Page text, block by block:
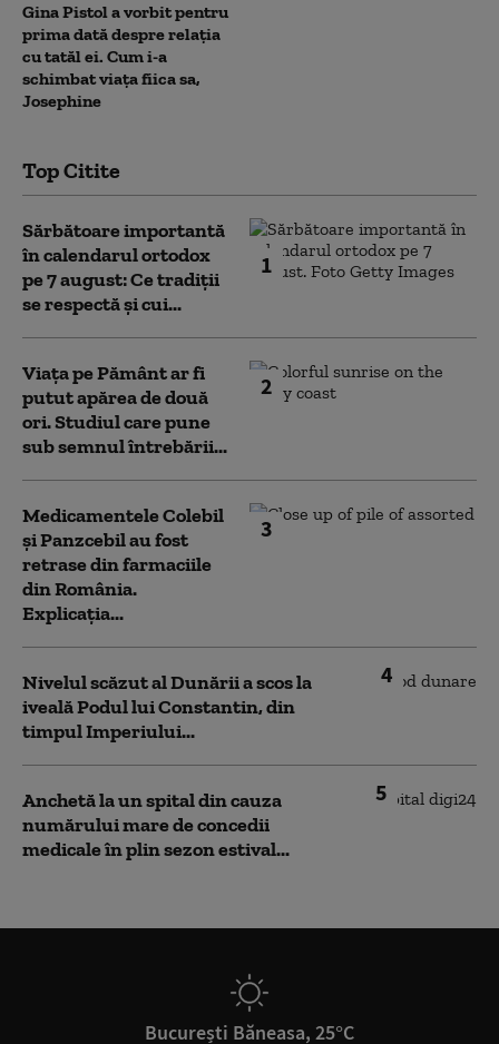
Gina Pistol a vorbit pentru
prima dată despre relația
cu tatăl ei. Cum i-a
schimbat viața fiica sa,
Josephine
Top Citite
1
Sărbătoare importantă
în calendarul ortodox
pe 7 august: Ce tradiții
se respectă și cui...
2
Viața pe Pământ ar fi
putut apărea de două
ori. Studiul care pune
sub semnul întrebării...
3
Medicamentele Colebil
și Panzcebil au fost
retrase din farmaciile
din România.
Explicația...
4
Nivelul scăzut al Dunării a scos la
iveală Podul lui Constantin, din
timpul Imperiului...
5
Anchetă la un spital din cauza
numărului mare de concedii
medicale în plin sezon estival...
București Băneasa, 25°C